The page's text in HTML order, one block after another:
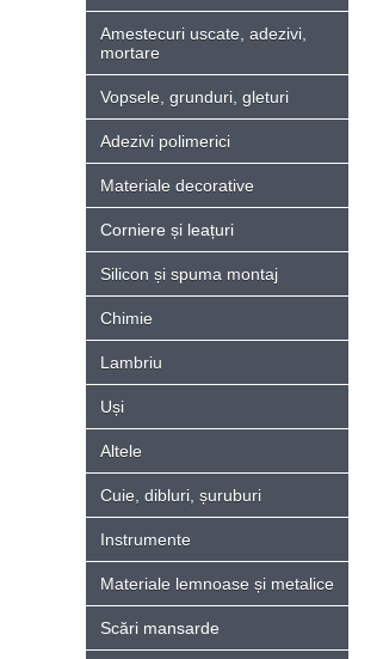
Amestecuri uscate, adezivi,
mortare
Vopsele, grunduri, gleturi
Adezivi polimerici
Materiale decorative
Corniere și leațuri
Silicon și spuma montaj
Chimie
Lambriu
Uși
Altele
Cuie, dibluri, șuruburi
Instrumente
Materiale lemnoase și metalice
Scări mansarde